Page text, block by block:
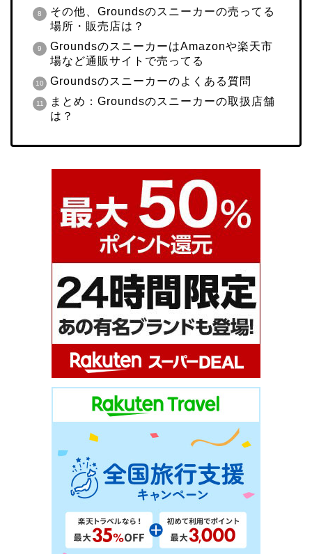
その他、Groundsのスニーカーの売ってる
場所・販売店は？
GroundsのスニーカーはAmazonや楽天市
場など通販サイトで売ってる
Groundsのスニーカーのよくある質問
まとめ：Groundsのスニーカーの取扱店舗
は？